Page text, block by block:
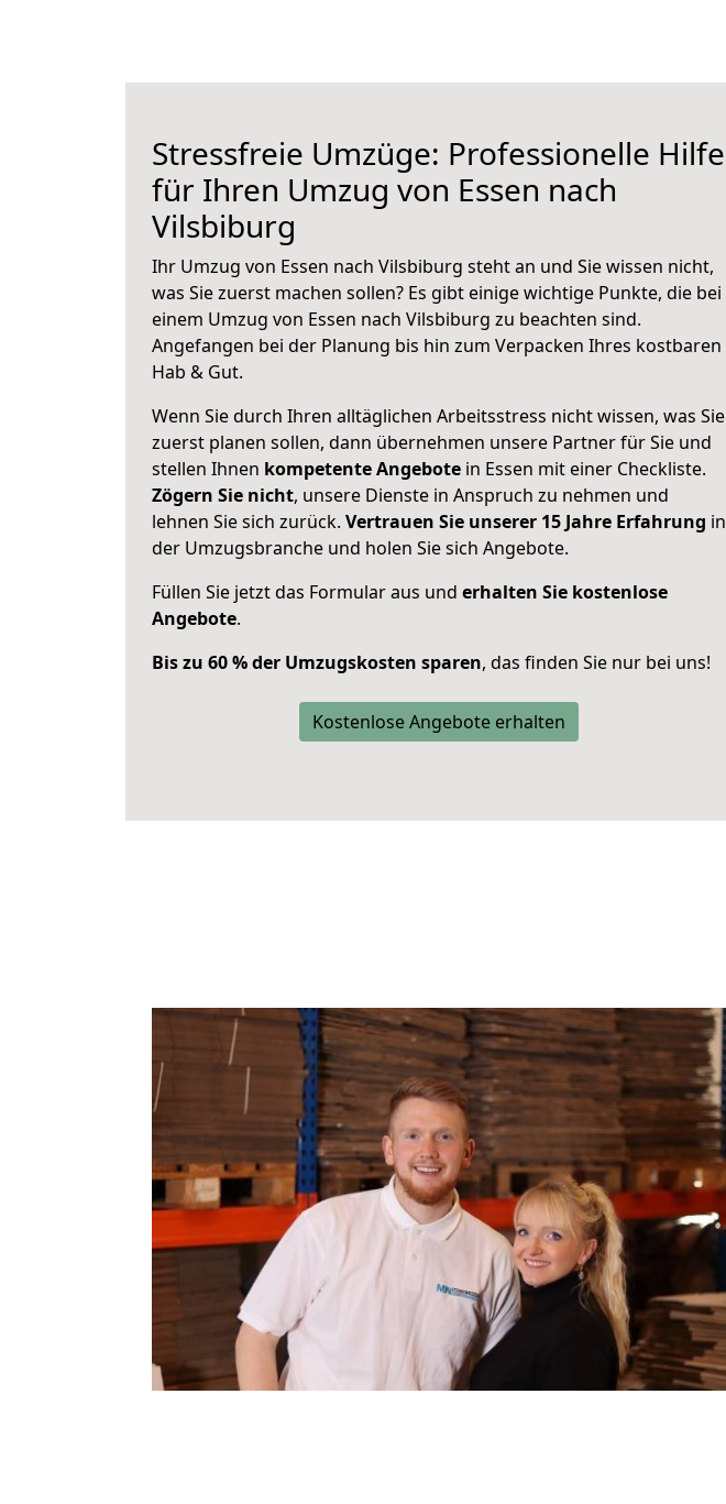
Stressfreie Umzüge: Professionelle Hilfe
für Ihren Umzug von Essen nach
Vilsbiburg
Ihr Umzug von Essen nach Vilsbiburg steht an und Sie wissen nicht,
was Sie zuerst machen sollen? Es gibt einige wichtige Punkte, die bei
einem Umzug von Essen nach Vilsbiburg zu beachten sind.
Angefangen bei der Planung bis hin zum Verpacken Ihres kostbaren
Hab & Gut.
Wenn Sie durch Ihren alltäglichen Arbeitsstress nicht wissen, was Sie
zuerst planen sollen, dann übernehmen unsere Partner für Sie und
stellen Ihnen kompetente Angebote in Essen mit einer Checkliste.
Zögern Sie nicht, unsere Dienste in Anspruch zu nehmen und
lehnen Sie sich zurück. Vertrauen Sie unserer 15 Jahre Erfahrung in
der Umzugsbranche und holen Sie sich Angebote.
Füllen Sie jetzt das Formular aus und erhalten Sie kostenlose
Angebote.
Bis zu 60 % der Umzugskosten sparen, das finden Sie nur bei uns!
Kostenlose Angebote erhalten